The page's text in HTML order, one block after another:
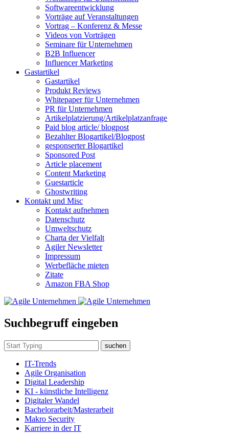
Softwareentwicklung
Vorträge auf Veranstaltungen
Vortrag – Konferenz & Messe
Videos von Vorträgen
Seminare für Unternehmen
B2B Influencer
Influencer Marketing
Gastartikel
Gastartikel
Produkt Reviews
Whitepaper für Unternehmen
PR für Unternehmen
Artikelplatzierung/Artikelplatzanfrage
Paid blog article/ blogpost
Bezahlter Blogartikel/Blogpost
gesponserter Blogartikel
Sponsored Post
Article placement
Content Marketing
Guestarticle
Ghostwriting
Kontakt und Misc
Kontakt aufnehmen
Datenschutz
Umweltschutz
Charta der Vielfalt
Agiler Newsletter
Impressum
Werbefläche mieten
Zitate
Amazon FBA Shop
Suchbegruff eingeben
suchen
IT-Trends
Agile Organisation
Digital Leadership
KI - künstliche Intelligenz
Digitaler Wandel
Bachelorarbeit/Masterarbeit
Makro Security
Karriere in der IT